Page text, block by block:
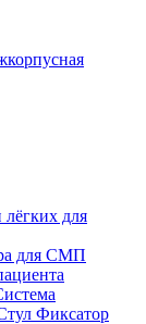
для
для СМП
Фиксатор